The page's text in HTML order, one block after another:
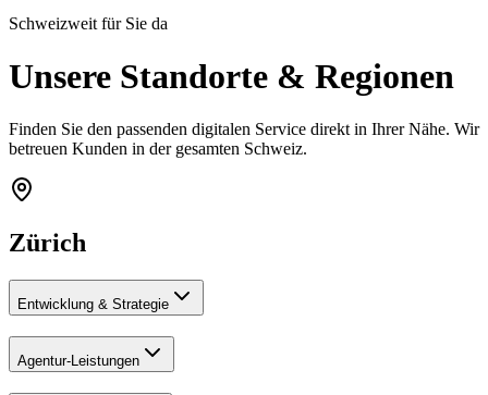
Schweizweit für Sie da
Unsere Standorte & Regionen
Finden Sie den passenden digitalen Service direkt in Ihrer Nähe. Wir
betreuen Kunden in der gesamten Schweiz.
Zürich
Entwicklung & Strategie
Agentur-Leistungen